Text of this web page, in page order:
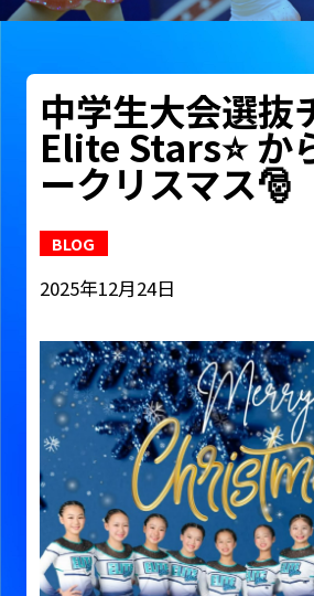
中学生大会選抜
Elite Stars⭐️ か
ークリスマス🎅
BLOG
2025年12月24日